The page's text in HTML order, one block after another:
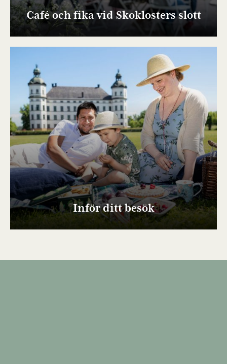
Café och fika vid Skoklosters slott
Inför ditt besök